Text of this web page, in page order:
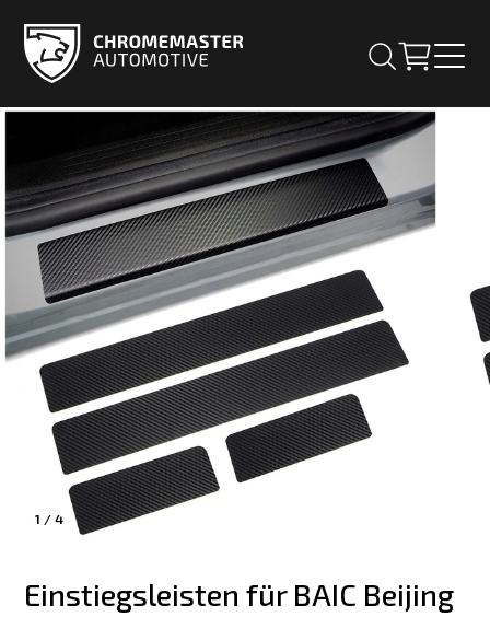
1 / 4
Einstiegsleisten für BAIC Beijing